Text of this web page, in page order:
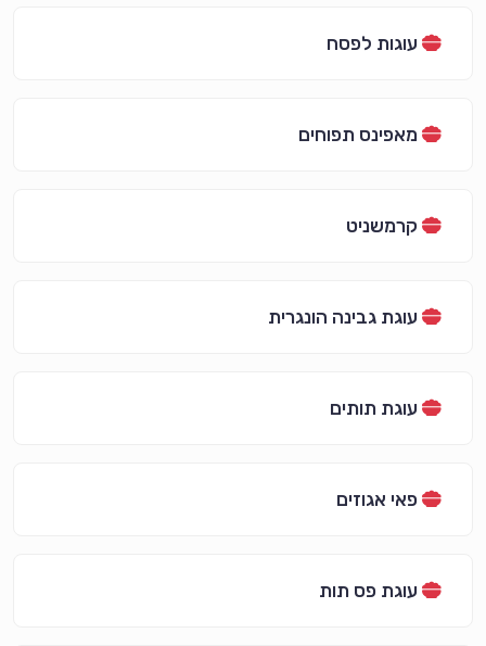
עוגות לפסח
מאפינס תפוחים
קרמשניט
עוגת גבינה הונגרית
עוגת תותים
פאי אגוזים
עוגת פס תות